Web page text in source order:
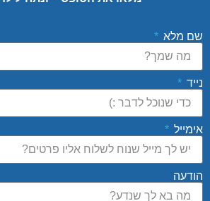
שם מלא
נייד
אימייל
הודעה